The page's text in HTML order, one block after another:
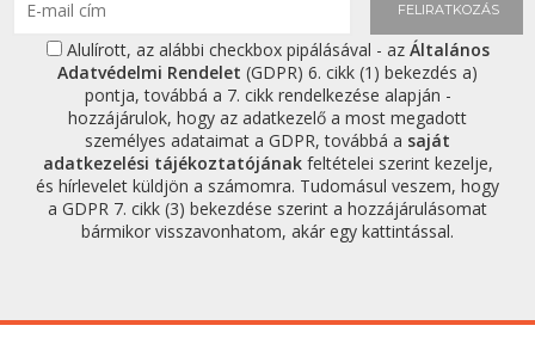
FELIRATKOZÁS
Alulírott, az alábbi checkbox pipálásával - az Általános
Adatvédelmi Rendelet (GDPR) 6. cikk (1) bekezdés a)
pontja, továbbá a 7. cikk rendelkezése alapján -
hozzájárulok, hogy az adatkezelő a most megadott
személyes adataimat a GDPR, továbbá a saját
adatkezelési tájékoztatójánakfeltételei szerint kezelje,
és hírlevelet küldjön a számomra. Tudomásul veszem, hogy
a GDPR 7. cikk (3) bekezdése szerint a hozzájárulásomat
bármikor visszavonhatom, akár egy kattintással.